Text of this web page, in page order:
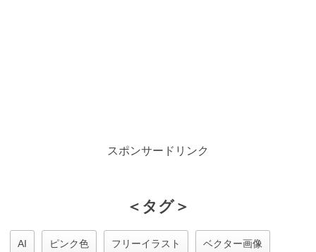
スポンサードリンク
＜タグ＞
AI ピンク色 フリーイラスト ベクター画像